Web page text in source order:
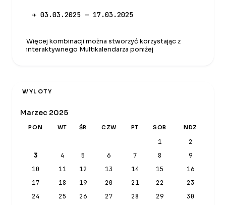
✈ 03.03.2025 — 17.03.2025
Więcej kombinacji można stworzyć korzystając z
interaktywnego Multikalendarza poniżej
WYLOTY
Marzec 2025
PON WT ŚR CZW PT SOB NDZ
1
2
3
4 5 6 7 8
9
10
11 12 13 14 15
16
17
18 19 20 21 22
23
24
25 26 27 28 29
30